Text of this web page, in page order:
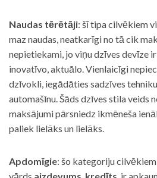
Naudas tērētāji: šī tipa cilvēkiem
maz naudas, neatkarīgi no tā cik
nepietiekami, jo viņu dzīves devīze
inovatīvo, aktuālo. Vienlaicīgi
dzīvokli, iegādāties sadzīves
automašīnu. Šāds dzīves stila veids
maksājumi pārsniedz ikmēneša
paliek lielāks un lielāks.
Apdomīgie: šo kategoriju cilvēkiem